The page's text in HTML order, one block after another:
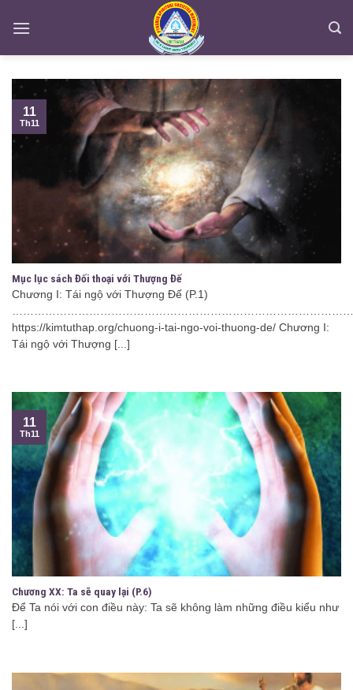
Mục lục sách Đối thoại với Thượng Đế
Chương I: Tái ngộ với Thượng Đế (P.1)
https://kimtuthap.org/chuong-i-tai-ngo-voi-thuong-de/ Chương I:
Tái ngộ với Thượng [...]
11
Th11
Chương XX: Ta sẽ quay lại (P.6)
Để Ta nói với con điều này: Ta sẽ không làm những điều kiểu như
[...]
11
Th11